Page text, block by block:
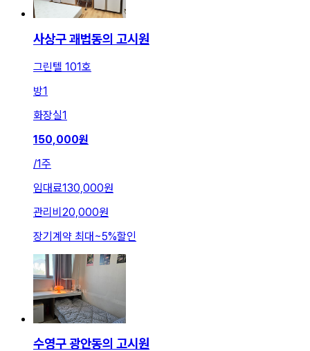
사상구 괘법동의 고시원
그린텔 101호
방1
화장실1
150,000원
/1주
임대료130,000원
관리비 20,000원
장기계약 최대~5%할인
수영구 광안동의 고시원